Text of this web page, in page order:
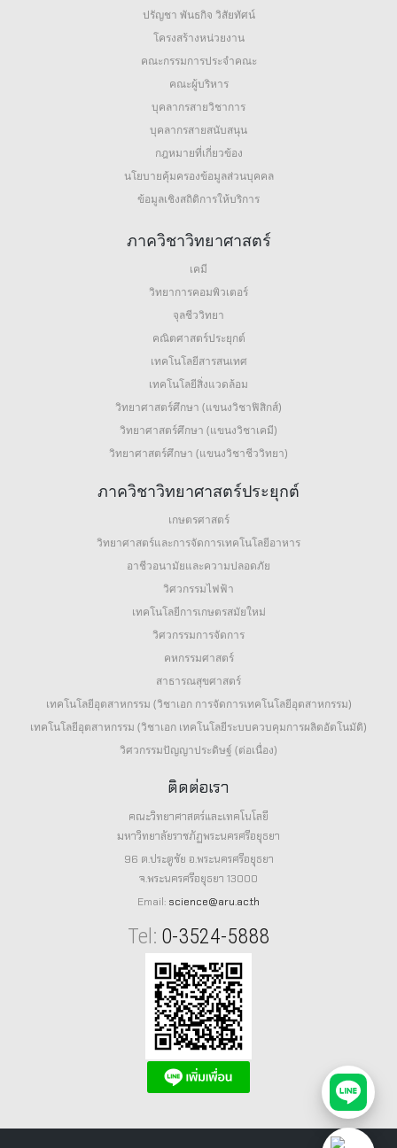
ปรัญชา พันธกิจ วิสัยทัศน์
โครงสร้างหน่วยงาน
คณะกรรมการประจำคณะ
คณะผู้บริหาร
บุคลากรสายวิชาการ
บุคลากรสายสนับสนุน
กฎหมายที่เกี่ยวข้อง
นโยบายคุ้มครองข้อมูลส่วนบุคคล
ข้อมูลเชิงสถิติการให้บริการ
ภาควิชาวิทยาศาสตร์
เคมี
วิทยาการคอมพิวเตอร์
จุลชีววิทยา
คณิตศาสตร์ประยุกต์
เทคโนโลยีสารสนเทศ
เทคโนโลยีสิ่งแวดล้อม
วิทยาศาสตร์ศึกษา (แขนงวิชาฟิสิกส์)
วิทยาศาสตร์ศึกษา (แขนงวิชาเคมี)
วิทยาศาสตร์ศึกษา (แขนงวิชาชีววิทยา)
ภาควิชาวิทยาศาสตร์ประยุกต์
เกษตรศาสตร์
วิทยาศาสตร์และการจัดการเทคโนโลยีอาหาร
อาชีวอนามัยและความปลอดภัย
วิศวกรรมไฟฟ้า
เทคโนโลยีการเกษตรสมัยใหม่
วิศวกรรมการจัดการ
คหกรรมศาสตร์
สาธารณสุขศาสตร์
เทคโนโลยีอุตสาหกรรม (วิชาเอก การจัดการเทคโนโลยีอุตสาหกรรม)
เทคโนโลยีอุตสาหกรรม (วิชาเอก เทคโนโลยีระบบควบคุมการผลิตอัตโนมัติ)
วิศวกรรมปัญญาประดิษฐ์ (ต่อเนื่อง)
ติดต่อเรา
คณะวิทยาศาสตร์และเทคโนโลยี
มหาวิทยาลัยราชภัฏพระนครศรีอยุธยา
96 ต.ประตูชัย อ.พระนครศรีอยุธยา
จ.พระนครศรีอยุธยา 13000
Email: science@aru.ac.th
Tel: 0-3524-5888